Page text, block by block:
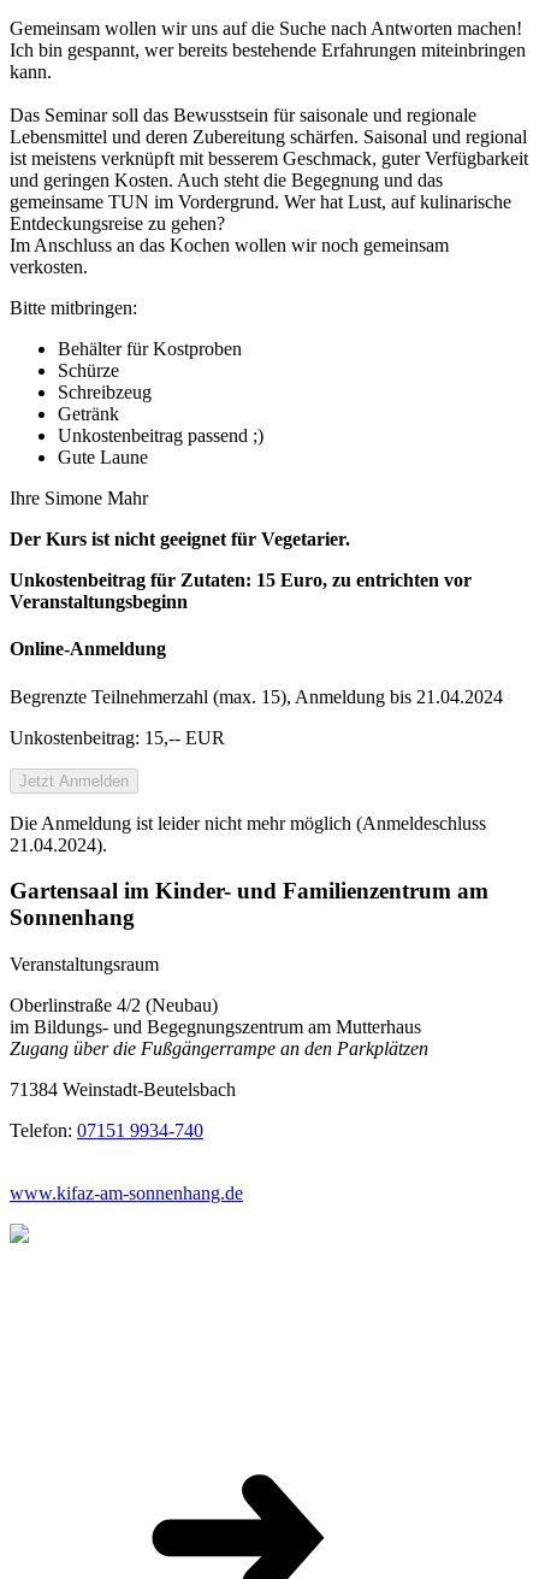
Gemeinsam wollen wir uns auf die Suche nach Antworten machen!
Ich bin gespannt, wer bereits bestehende Erfahrungen miteinbringen
kann.
Das Seminar soll das Bewusstsein für saisonale und regionale
Lebensmittel und deren Zubereitung schärfen. Saisonal und regional
ist meistens verknüpft mit besserem Geschmack, guter Verfügbarkeit
und geringen Kosten. Auch steht die Begegnung und das
gemeinsame TUN im Vordergrund. Wer hat Lust, auf kulinarische
Entdeckungsreise zu gehen?
Im Anschluss an das Kochen wollen wir noch gemeinsam
verkosten.
Bitte mitbringen:
Behälter für Kostproben
Schürze
Schreibzeug
Getränk
Unkostenbeitrag passend ;)
Gute Laune
Ihre Simone Mahr
Der Kurs ist nicht geeignet für Vegetarier.
Unkostenbeitrag für Zutaten: 15 Euro, zu entrichten vor
Veranstaltungsbeginn
Online-Anmeldung
Begrenzte Teilnehmer­zahl (max. 15), Anmeldung bis 21.04.2024
Unkostenbeitrag: 15,-- EUR
Jetzt Anmelden
Die Anmeldung ist leider nicht mehr möglich (Anmeldeschluss
21.04.2024).
Gartensaal im Kinder- und Familienzentrum am
Sonnenhang
Veranstaltungsraum
Oberlinstraße 4/2 (Neubau)
im Bildungs- und Begegnungszentrum am Mutterhaus
Zugang über die Fußgängerrampe an den Parkplätzen
71384 Weinstadt-Beutelsbach
Telefon: 07151 9934-740
www.kifaz-am-sonnenhang.de